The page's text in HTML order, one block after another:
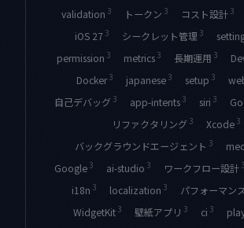
validation 3 トークン 3 コスト設計 3
iOS 27 3 シークレット管理 3
permission 3 metrics 3 長期運用 3
Docker 3 japanese 3 setup 3
自己デバッグ 3 app-intents 3 siri 3
リファクタリング 3 Xcode 3
バックグラウンドエージェント 3
Google 3 ai-studio 3 ワークフロー設計 3
i18n 3 localization 3 パフォーマン
WidgetKit 3 壁紙アプリ 3 ci 3